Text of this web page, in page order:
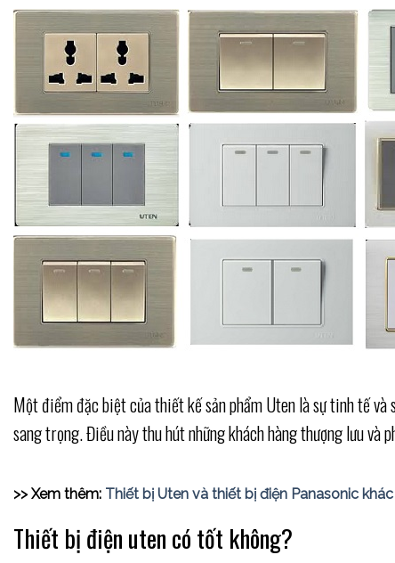
Một điểm đặc biệt của thiết kế sản phẩm Uten là sự tinh tế
sang trọng. Điều này thu hút những khách hàng thượng lưu và
>> Xem thêm: Thiết bị Uten và thiết bị điện Panasonic
Thiết bị điện uten có tốt không?